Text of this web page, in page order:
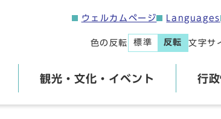
ウェルカムページ Languages
色の反転 標準 反転 文字サ
観光・文化・イベント 行